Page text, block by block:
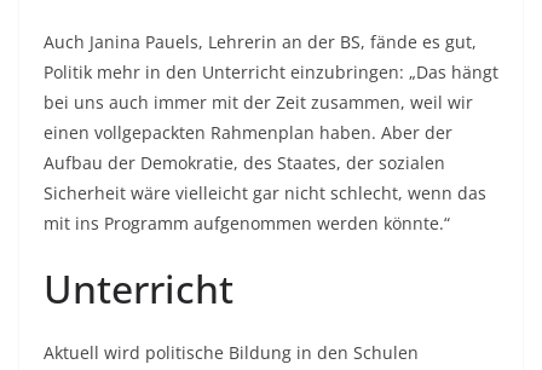
Auch Janina Pauels, Lehrerin an der BS, fände es gut,
Politik mehr in den Unterricht einzubringen: „Das hängt
bei uns auch immer mit der Zeit zusammen, weil wir
einen vollgepackten Rahmenplan haben. Aber der
Aufbau der Demokratie, des Staates, der sozialen
Sicherheit wäre vielleicht gar nicht schlecht, wenn das
mit ins Programm aufgenommen werden könnte.“
Unterricht
Aktuell wird politische Bildung in den Schulen